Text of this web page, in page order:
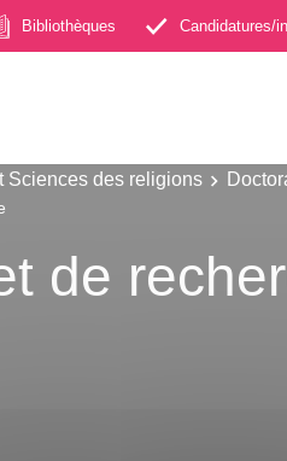
Bibliothèques Candidatures/
Sciences des religions
de